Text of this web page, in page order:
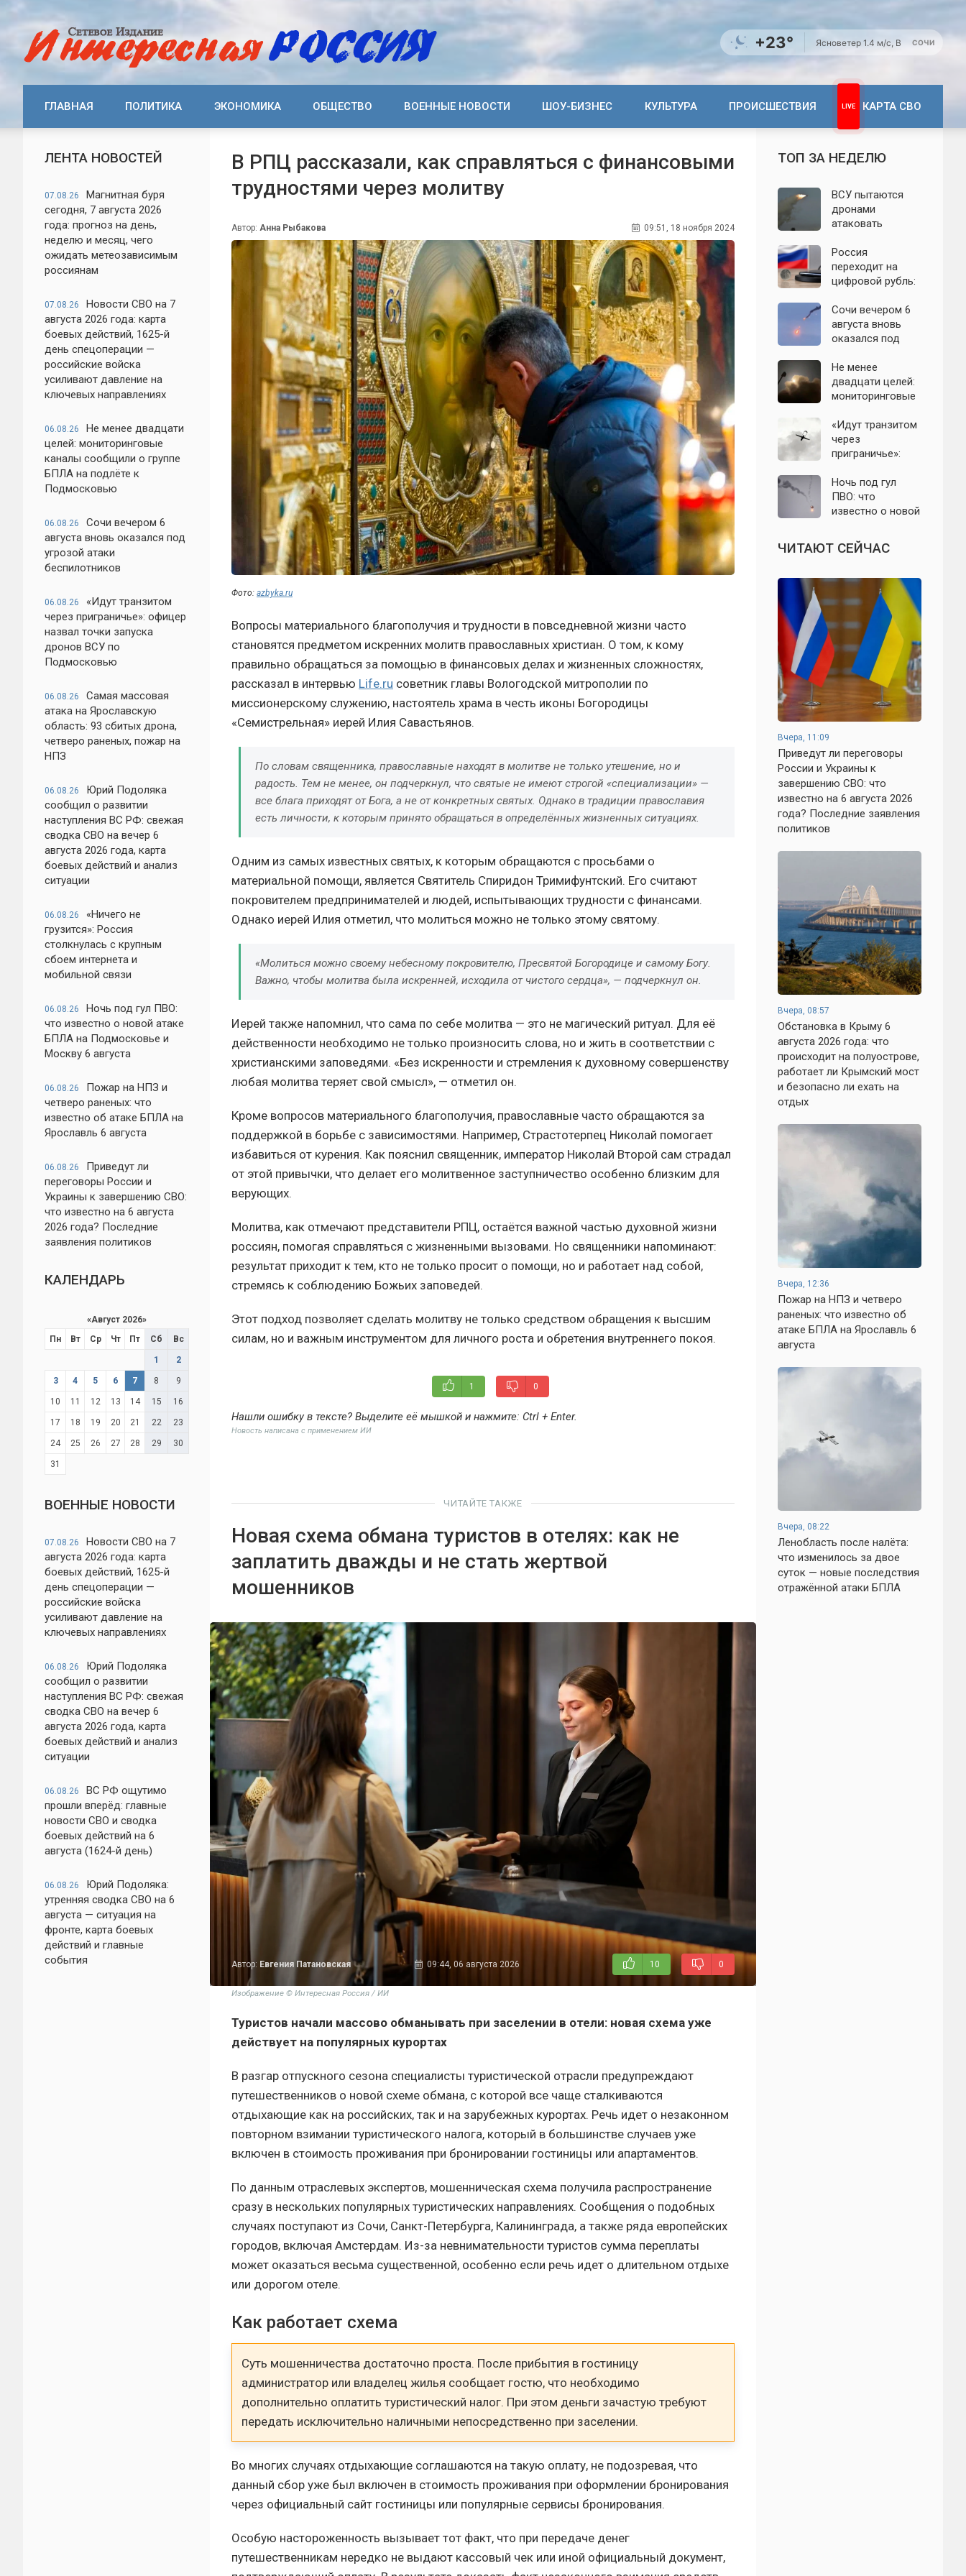
+23° Ясноветер 1.4 м/с, В СОЧИ
ГЛАВНАЯ ПОЛИТИКА ЭКОНОМИКА ОБЩЕСТВО ВОЕННЫЕ НОВОСТИ ШОУ-БИЗНЕС КУЛЬТУРА ПРОИСШЕСТВИЯ КАРТА СВО
ЛЕНТА НОВОСТЕЙ
07.08.26
Магнитная буря
сегодня, 7 августа 2026
года: прогноз на день,
неделю и месяц, чего
ожидать метеозависимым
россиянам
07.08.26
Новости СВО на 7
августа 2026 года: карта
боевых действий, 1625-й
день спецоперации —
российские войска
усиливают давление на
ключевых направлениях
06.08.26
Не менее двадцати
целей: мониторинговые
каналы сообщили о группе
БПЛА на подлёте к
Подмосковью
06.08.26
Сочи вечером 6
августа вновь оказался под
угрозой атаки
беспилотников
06.08.26
«Идут транзитом
через приграничье»: офицер
назвал точки запуска
дронов ВСУ по
Подмосковью
06.08.26
Самая массовая
атака на Ярославскую
область: 93 сбитых дрона,
четверо раненых, пожар на
НПЗ
06.08.26
Юрий Подоляка
сообщил о развитии
наступления ВС РФ: свежая
сводка СВО на вечер 6
августа 2026 года, карта
боевых действий и анализ
ситуации
06.08.26
«Ничего не
грузится»: Россия
столкнулась с крупным
сбоем интернета и
мобильной связи
06.08.26
Ночь под гул ПВО:
что известно о новой атаке
БПЛА на Подмосковье и
Москву 6 августа
06.08.26
Пожар на НПЗ и
четверо раненых: что
известно об атаке БПЛА на
Ярославль 6 августа
06.08.26
Приведут ли
переговоры России и
Украины к завершению СВО:
что известно на 6 августа
2026 года? Последние
заявления политиков
КАЛЕНДАРЬ
«Август 2026»
Пн
Вт Ср Чт Пт Сб Вс
1 2
3 4 5 6 7 8 9
10 11 12 13 14 15 16
17 18 19 20 21 22 23
24 25 26 27 28 29 30
31
ВОЕННЫЕ НОВОСТИ
07.08.26
Новости СВО на 7
августа 2026 года: карта
боевых действий, 1625-й
день спецоперации —
российские войска
усиливают давление на
ключевых направлениях
06.08.26
Юрий Подоляка
сообщил о развитии
наступления ВС РФ: свежая
сводка СВО на вечер 6
августа 2026 года, карта
боевых действий и анализ
ситуации
06.08.26
ВС РФ ощутимо
прошли вперёд: главные
новости СВО и сводка
боевых действий на 6
августа (1624-й день)
06.08.26
Юрий Подоляка:
утренняя сводка СВО на 6
августа — ситуация на
фронте, карта боевых
действий и главные
события
В РПЦ рассказали, как справляться с финансовыми
трудностями через молитву
Автор: Анна Рыбакова 09:51, 18 ноября 2024
Фото: azbyka.ru
Вопросы материального благополучия и трудности в повседневной жизни часто
становятся предметом искренних молитв православных христиан. О том, к кому
правильно обращаться за помощью в финансовых делах и жизненных сложностях,
рассказал в интервью Life.ru советник главы Вологодской митрополии по
миссионерскому служению, настоятель храма в честь иконы Богородицы
«Семистрельная» иерей Илия Савастьянов.
По словам священника, православные находят в молитве не только утешение, но и
радость. Тем не менее, он подчеркнул, что святые не имеют строгой «специализации» —
все блага приходят от Бога, а не от конкретных святых. Однако в традиции православия
есть личности, к которым принято обращаться в определённых жизненных ситуациях.
Одним из самых известных святых, к которым обращаются с просьбами о
материальной помощи, является Святитель Спиридон Тримифунтский. Его считают
покровителем предпринимателей и людей, испытывающих трудности с финансами.
Однако иерей Илия отметил, что молиться можно не только этому святому.
«Молиться можно своему небесному покровителю, Пресвятой Богородице и самому Богу.
Важно, чтобы молитва была искренней, исходила от чистого сердца», — подчеркнул он.
Иерей также напомнил, что сама по себе молитва — это не магический ритуал. Для её
действенности необходимо не только произносить слова, но и жить в соответствии с
христианскими заповедями. «Без искренности и стремления к духовному совершенству
любая молитва теряет свой смысл», — отметил он.
Кроме вопросов материального благополучия, православные часто обращаются за
поддержкой в борьбе с зависимостями. Например, Страстотерпец Николай помогает
избавиться от курения. Как пояснил священник, император Николай Второй сам страдал
от этой привычки, что делает его молитвенное заступничество особенно близким для
верующих.
Молитва, как отмечают представители РПЦ, остаётся важной частью духовной жизни
россиян, помогая справляться с жизненными вызовами. Но священники напоминают:
результат приходит к тем, кто не только просит о помощи, но и работает над собой,
стремясь к соблюдению Божьих заповедей.
Этот подход позволяет сделать молитву не только средством обращения к высшим
силам, но и важным инструментом для личного роста и обретения внутреннего покоя.
1 0
Нашли ошибку в тексте? Выделите её мышкой и нажмите: Ctrl + Enter.
Новость написана с применением ИИ
ЧИТАЙТЕ ТАКЖЕ
Новая схема обмана туристов в отелях: как не
заплатить дважды и не стать жертвой
мошенников
Автор: Евгения Патановская 09:44, 06 августа 2026 10 0
Изображение © Интересная Россия / ИИ
Туристов начали массово обманывать при заселении в отели: новая схема уже
действует на популярных курортах
В разгар отпускного сезона специалисты туристической отрасли предупреждают
путешественников о новой схеме обмана, с которой все чаще сталкиваются
отдыхающие как на российских, так и на зарубежных курортах. Речь идет о незаконном
повторном взимании туристического налога, который в большинстве случаев уже
включен в стоимость проживания при бронировании гостиницы или апартаментов.
По данным отраслевых экспертов, мошенническая схема получила распространение
сразу в нескольких популярных туристических направлениях. Сообщения о подобных
случаях поступают из Сочи, Санкт-Петербурга, Калининграда, а также ряда европейских
городов, включая Амстердам. Из-за невнимательности туристов сумма переплаты
может оказаться весьма существенной, особенно если речь идет о длительном отдыхе
или дорогом отеле.
Как работает схема
Суть мошенничества достаточно проста. После прибытия в гостиницу
администратор или владелец жилья сообщает гостю, что необходимо
дополнительно оплатить туристический налог. При этом деньги зачастую требуют
передать исключительно наличными непосредственно при заселении.
Во многих случаях отдыхающие соглашаются на такую оплату, не подозревая, что
данный сбор уже был включен в стоимость проживания при оформлении бронирования
через официальный сайт гостиницы или популярные сервисы бронирования.
Особую настороженность вызывает тот факт, что при передаче денег
путешественникам нередко не выдают кассовый чек или иной официальный документ,
ТОП ЗА НЕДЕЛЮ
ВСУ пытаются
дронами
атаковать
Крыма: свежие
подробности
налёта на
06.08.2026
Россия
переходит на
цифровой рубль:
систему сравнили
с моделью СССР
Сочи вечером 6
августа вновь
оказался под
беспилотников
Не менее
двадцати целей:
мониторинговые
сообщили о
группе БПЛА на
подлёте к
«Идут транзитом
через
приграничье»:
точки запуска
дронов ВСУ по
Подмосковью
Ночь под гул
ПВО: что
известно о новой
Подмосковье и
Москву 6 августа
ЧИТАЮТ СЕЙЧАС
Вчера, 11:09
Приведут ли переговоры
России и Украины к
завершению СВО: что
известно на 6 августа 2026
года? Последние заявления
политиков
Вчера, 08:57
Обстановка в Крыму 6
августа 2026 года: что
происходит на полуострове,
работает ли Крымский мост
и безопасно ли ехать на
отдых
Вчера, 12:36
Пожар на НПЗ и четверо
раненых: что известно об
атаке БПЛА на Ярославль 6
августа
Вчера, 08:22
Ленобласть после налёта:
что изменилось за двое
суток — новые последствия
отражённой атаки БПЛА